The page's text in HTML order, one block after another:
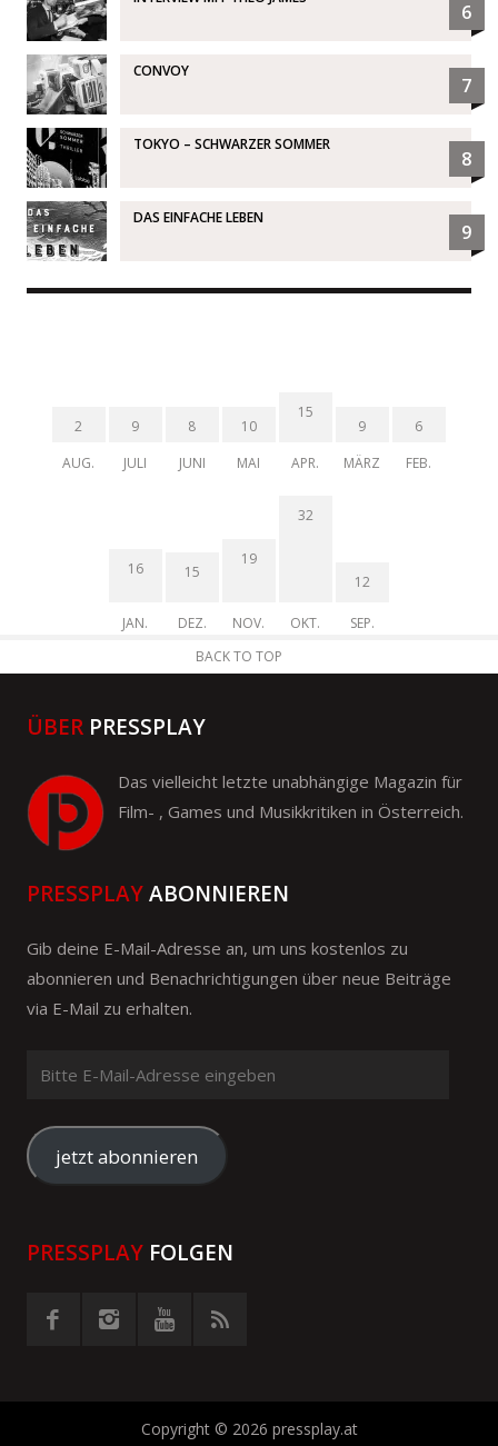
6
CONVOY
7
TOKYO – SCHWARZER SOMMER
8
DAS EINFACHE LEBEN
9
2
AUG.
9
JULI
8
JUNI
10
MAI
15
APR.
9
MÄRZ
6
FEB.
16
JAN.
15
DEZ.
19
NOV.
32
OKT.
12
SEP.
BACK TO TOP
ÜBER PRESSPLAY
Das vielleicht letzte unabhängige Magazin für
Film- , Games und Musikkritiken in Österreich.
PRESSPLAYABONNIEREN
Gib deine E-Mail-Adresse an, um uns kostenlos zu
abonnieren und Benachrichtigungen über neue Beiträge
via E-Mail zu erhalten.
Mail-
Adresse
eingeben
jetzt abonnieren
PRESSPLAY FOLGEN
Copyright © 2026 pressplay.at